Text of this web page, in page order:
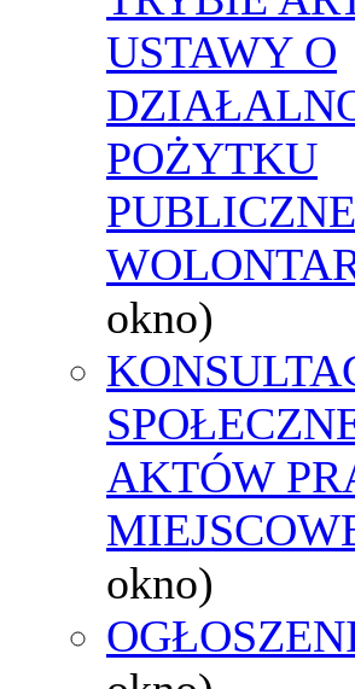
USTAWY O
POŻYTKU
okno)
AKTÓW
okno)